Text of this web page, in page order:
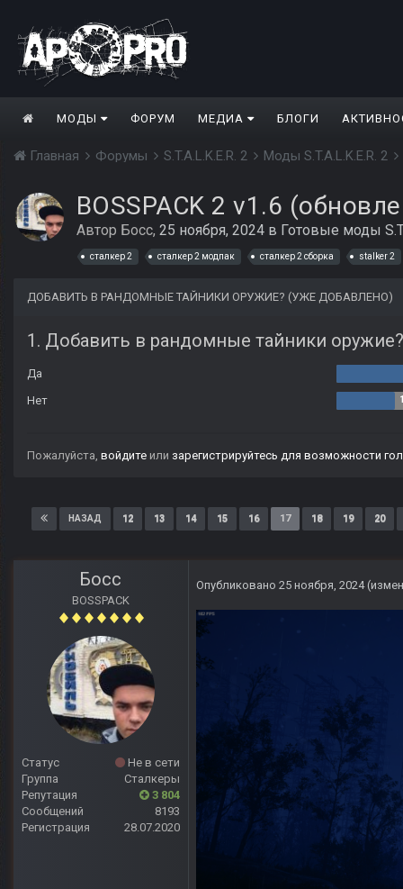
МОДЫ ФОРУМ МЕДИА БЛОГИ
Главная Форумы S.T.A.L.K.E.R. 2 Моды S.T.A.L.K.E.R. 2
BOSSPACK 2 v1.6
Автор Босс, 25 ноября, 2024 в Готовые моды
сталкер 2 сталкер 2 модпак сталкер 2 сборка stalker 2
ДОБАВИТЬ В РАНДОМНЫЕ ТАЙНИКИ ОРУЖИЕ? (УЖЕ ДОБАВЛЕНО)
1. Добавить в рандомные тайники оружие?
Да
Нет
Пожалуйста, войдите или зарегистрируйтесь для возможности
НАЗАД 12 13 14 15 16 17 18 19 20
Босс
BOSSPACK
Статус
Не в сети
Группа
Сталкеры
Репутация
3 804
Сообщений
8193
Регистрация
28.07.2020
Опубликовано 25 ноября, 2024